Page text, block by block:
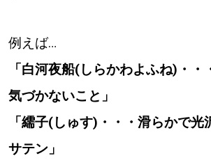
例えば…
「白河夜船(しらかわよふね)・・
気づかないこと」
「繻子(しゅす)・・・滑らかで光
サテン」